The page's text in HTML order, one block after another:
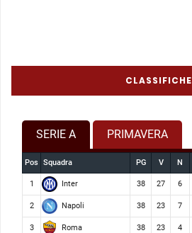
CLASSIFICHE
SERIE A PRIMAVERA
Pos Squadra PG V N
1 Inter 38 27 6
2 Napoli 38 23 7
3 Roma 38 23 4